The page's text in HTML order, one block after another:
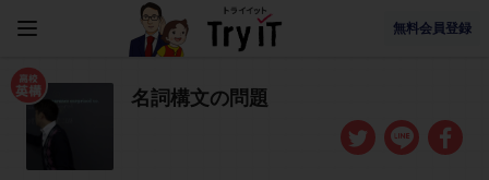
無料会員登録
名詞構文の問題